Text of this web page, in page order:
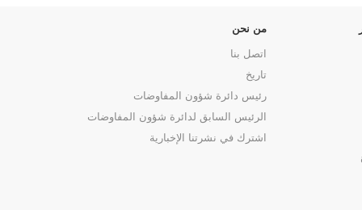
من نحن
اتصل بنا
تاريخ
رئيس دائرة شؤون المفاوضات
الرئيس السابق لدائرة شؤون المفاوضات
اشترك في نشرتنا الإخبارية